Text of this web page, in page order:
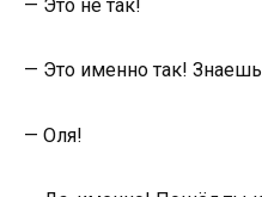
— Это не так!
— Это именно так!
— Оля!